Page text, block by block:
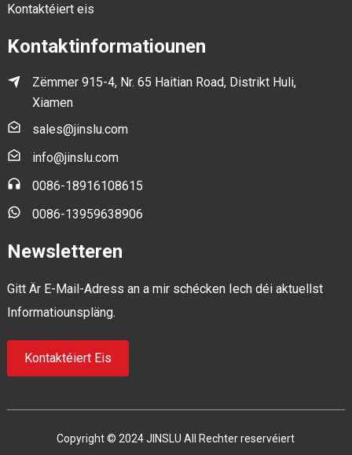
Kontaktéiert eis
Kontaktinformatiounen
Zëmmer 915-4, Nr. 65 Haitian Road, Distrikt Huli,
Xiamen
sales@jinslu.com
info@jinslu.com
0086-18916108615
0086-13959638906
Newsletteren
Gitt Är E-Mail-Adress an a mir schécken Iech déi aktuellst
Informatiounspläng.
Kontaktéiert Eis
Copyright © 2024 JINSLU All Rechter reservéiert